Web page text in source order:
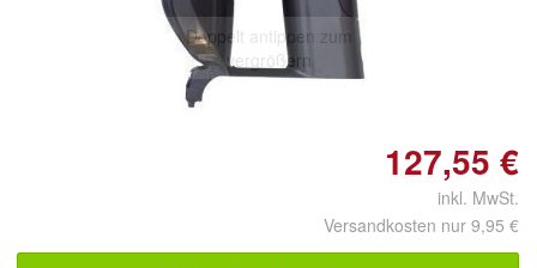
Doppelt antippen zum
vergrößern
127,55 €
inkl. MwSt.
Versandkosten nur 9,95 €